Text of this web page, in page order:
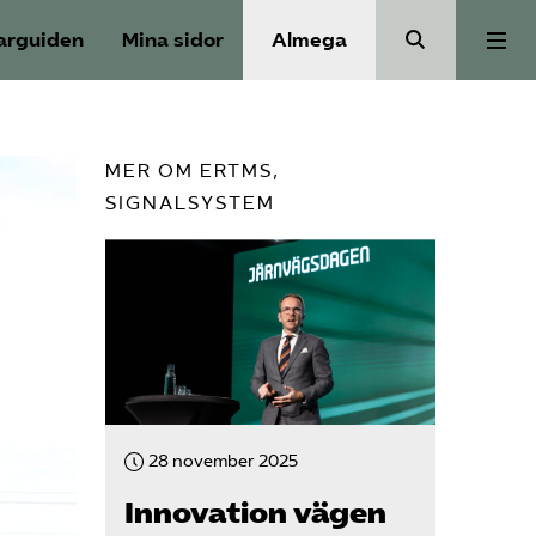
Mina sidor Almega
Reformagenda för järnvägen
Våra frågor
Aktiviteter
Om oss
MER OM ERTMS,
SIGNALSYSTEM
28 november 2025
Innovation vägen